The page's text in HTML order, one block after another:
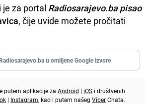
je za portal Radiosarajevo.ba pisao
, čije uvide možete pročitati
u omiljene Google izvore
putem aplikacije za Android | iOS i društvenih
| Instagram, kao i putem našeg ViberChata.